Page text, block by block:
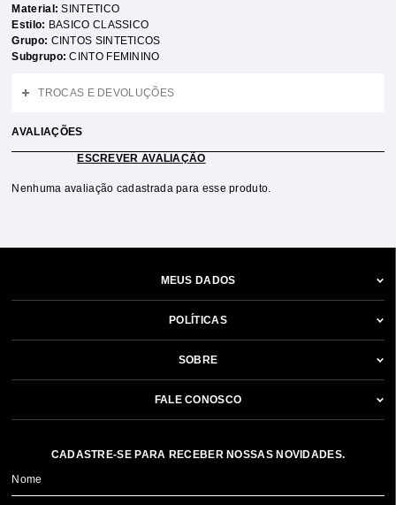
Material:SINTETICO
Estilo: BASICO CLASSICO
Grupo: CINTOS SINTETICOS
Subgrupo:CINTO FEMININO
TROCAS E DEVOLUÇÕES
AVALIAÇÕES
ESCREVER AVALIAÇÃO
Nenhuma avaliação cadastrada para esse produto.
MEUS DADOS
POLÍTICAS
SOBRE
FALE CONOSCO
CADASTRE-SE PARA RECEBER NOSSAS NOVIDADES.
Nome